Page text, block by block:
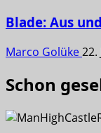
Blade: Aus
Marco Golüke22.
Schon